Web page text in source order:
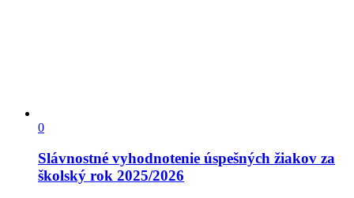
0
Slávnostné vyhodnotenie úspešných žiakov za
školský rok 2025/2026